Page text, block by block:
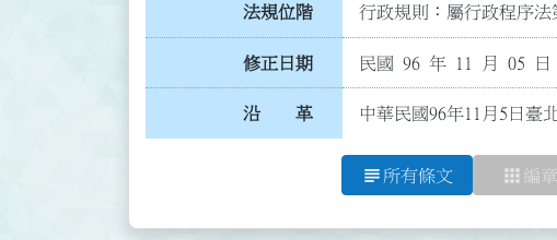
法規位階 行政規則：屬行政程序法
修正日期 民國 96 年 11 月 05 日
沿 革 中華民國96年11月5日臺
subject 所有條文 apps 編